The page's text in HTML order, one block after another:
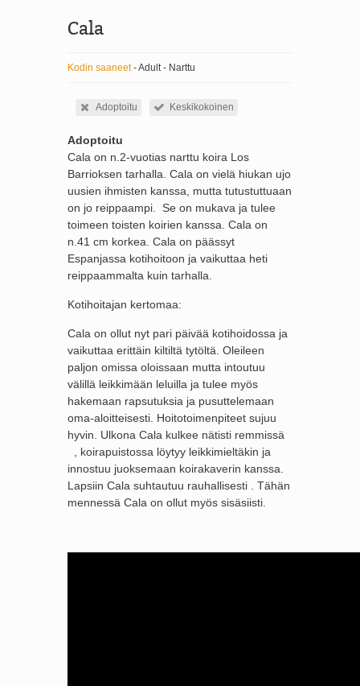
Cala
Kodin saaneet- Adult - Narttu
Adoptoitu Keskikokoinen
Adoptoitu
Cala on n.2-vuotias narttu koira Los
Barrioksen tarhalla. Cala on vielä hiukan ujo
uusien ihmisten kanssa, mutta tutustuttuaan
on jo reippaampi. Se on mukava ja tulee
toimeen toisten koirien kanssa. Cala on
n.41 cm korkea. Cala on päässyt
Espanjassa kotihoitoon ja vaikuttaa heti
reippaammalta kuin tarhalla.
Kotihoitajan kertomaa:
Cala on ollut nyt pari päivää kotihoidossa ja
vaikuttaa erittäin kiltiltä tytöltä. Oleileen
paljon omissa oloissaan mutta intoutuu
välillä leikkimään leluilla ja tulee myös
hakemaan rapsutuksia ja pusuttelemaan
oma-aloitteisesti. Hoitotoimenpiteet sujuu
hyvin. Ulkona Cala kulkee nätisti remmissä
, koirapuistossa löytyy leikkimieltäkin ja
innostuu juoksemaan koirakaverin kanssa.
Lapsiin Cala suhtautuu rauhallisesti . Tähän
mennessä Cala on ollut myös sisäsiisti.